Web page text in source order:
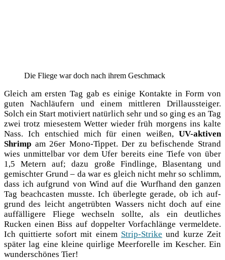
Die Flie­ge war doch nach ihrem Geschmack
Gleich am ers­ten Tag gab es eini­ge Kon­tak­te in Form von
guten Nach­läu­fern und einem mitt­le­ren Drill­aus­stei­ger.
Solch ein Start moti­viert natür­lich sehr und so ging es an Tag
zwei trotz mie­ses­tem Wet­ter wie­der früh mor­gens ins kal­te
Nass. Ich ent­schied mich für einen wei­ßen, UV-akti­ven
Shrimp am 26er Mono-Tip­pet. Der zu befi­schen­de Strand
wies unmit­tel­bar vor dem Ufer bereits eine Tie­fe von über
1,5 Metern auf; dazu gro­ße Find­lin­ge, Bla­sen­tang und
gemisch­ter Grund – da war es gleich nicht mehr so schlimm,
dass ich auf­grund von Wind auf die Wurf­hand den gan­zen
Tag beach­cas­ten muss­te. Ich über­leg­te gera­de, ob ich auf­
grund des leicht ange­trüb­ten Was­sers nicht doch auf eine
auf­fäl­li­ge­re Flie­ge wech­seln soll­te, als ein deut­li­ches
Rucken einen Biss auf dop­pel­ter Vor­fach­län­ge ver­mel­de­te.
Ich quit­tier­te sofort mit einem Strip-Strike und kur­ze Zeit
spä­ter lag eine klei­ne quir­li­ge Meer­fo­rel­le im Kescher. Ein
wun­der­schö­nes Tier!